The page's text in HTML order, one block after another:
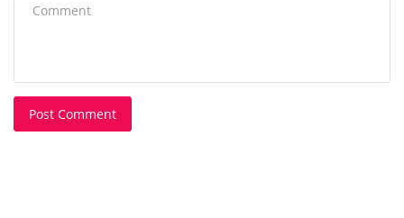
Post Comment